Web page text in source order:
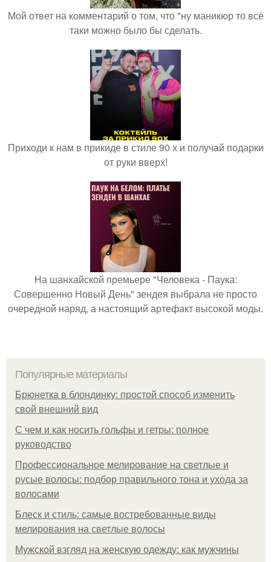
Мой ответ на комментарий о том, что "ну маникюр то всё
таки можно было бы сделать.
Приходи к нам в прикиде в стиле 90 х и получай подарки
от руки вверх!
На шанхайской премьере "Человека - Паука:
Совершенно Новый День" зендея выбрала не просто
очередной наряд, а настоящий артефакт высокой моды.
Популярные материалы
Брюнетка в блондинку: простой способ изменить
свой внешний вид
С чем и как носить гольфы и гетры: полное
руководство
Профессиональное мелирование на светлые и
русые волосы: подбор правильного тона и ухода за
волосами
Блеск и стиль: самые востребованные виды
мелирования на светлые волосы
Мужской взгляд на женскую одежду: как мужчины